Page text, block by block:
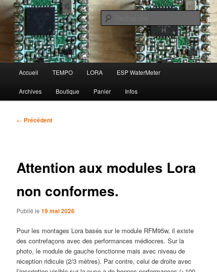
Aller
contenu
principalFBS
principal
Accueil TEMPO LORA ESP WaterMeter
Archives Boutique Panier Infos
Navigation
← Précédent
Attention aux modules Lora
non conformes.
Publié le19 mai 2026
Pour les montages Lora basés sur le module RFM95w, il existe
des contrefaçons avec des performances médiocres. Sur la
photo, le module de gauche fonctionne mais avec niveau de
réception ridicule (2/3 mètres). Par contre, celui de droite avec